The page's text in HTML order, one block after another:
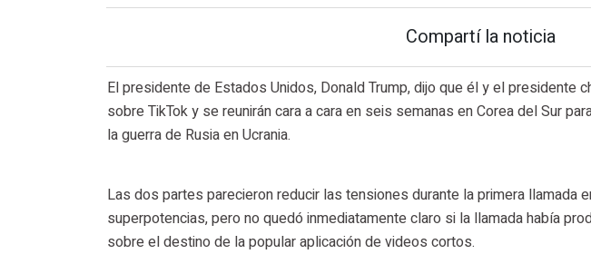
Compartí la noticia
El presidente de Estados Unidos, Donald Trump, dijo que él y el presidente
sobre TikTok y se reunirán cara a cara en seis semanas en Corea del Sur
la guerra de Rusia en Ucrania.
Las dos partes parecieron reducir las tensiones durante la primera
superpotencias, pero no quedó inmediatamente claro si la llamada había
sobre el destino de la popular aplicación de videos cortos.